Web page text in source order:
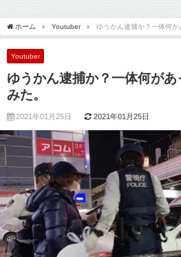
ホーム Youtuber ゆうかん逮捕か？一体何が
Youtuber
ゆうかん逮捕か？一体何が
みた。
2021年01月25日 2021年01月25日